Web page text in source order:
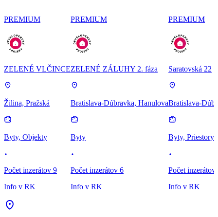
PREMIUM
ZELENÉ VLČINCE
Žilina, Pražská
Byty, Objekty
Počet inzerátov 9
Info v RK
PREMIUM
ZELENÉ ZÁLUHY 2. fáza
Bratislava-Dúbravka, Hanulova
Byty
Počet inzerátov 6
Info v RK
PREMIUM
Saratovská 22
Bratislava-
Byty, Priestory
Počet inzerátov
Info v RK